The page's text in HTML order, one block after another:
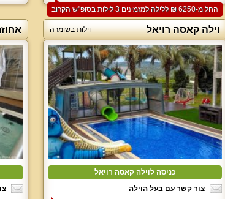
החל מ-‏6250 ₪ ללילה למזמינים 3 לילות בסופ"ש הקרוב
וילה קאסה רויאל וילות בשומרה
כניסה לוילה קאסה רויאל
צור קשר עם בעל הוילה